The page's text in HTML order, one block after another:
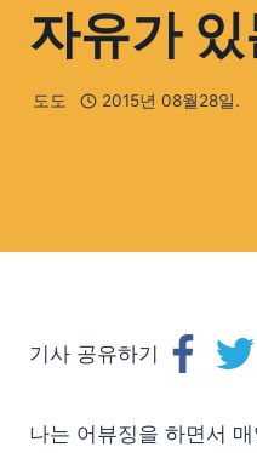
자유가
도도 2015년 08월28일.
기사 공유하기
나는 어뷰징을 하면서